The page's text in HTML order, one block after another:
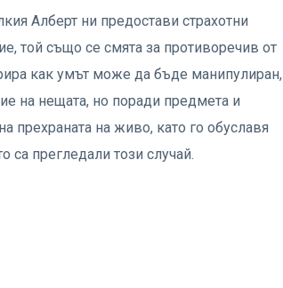
Алберт ни предостави страхотни
той също се смята за противоречив от
как умът може да бъде манипулиран,
на нещата, но поради предмета и
прехраната на живо, като го обуславя
са прегледали този случай.